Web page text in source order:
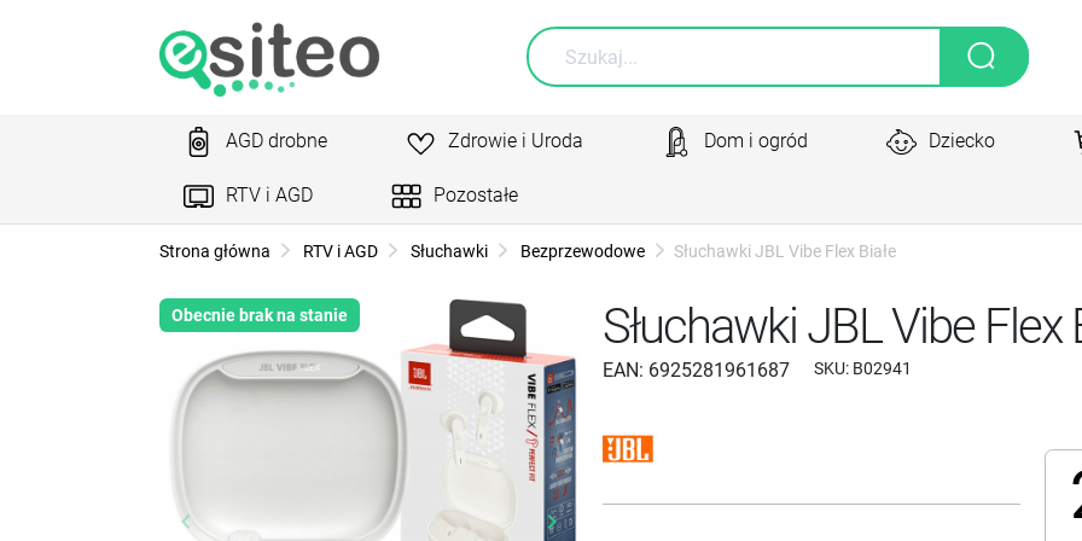
AGD drobne Zdrowie i Uroda Dom i ogród Dziecko
RTV i AGD Pozostałe
Strona główna RTV i AGD Słuchawki Bezprzewodowe Słuchawki JBL Vibe Flex Białe
Obecnie brak na stanie
Poprzedni
keyboard_arrow_left Następny
keyboard_arrow_right
Słuchawki JBL Vibe Flex
EAN: 6925281961687 SKU: B02941